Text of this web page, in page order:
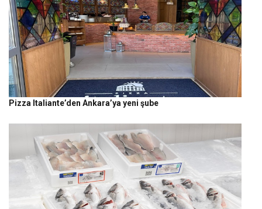
Pizza Italiante’den Ankara’ya yeni şube